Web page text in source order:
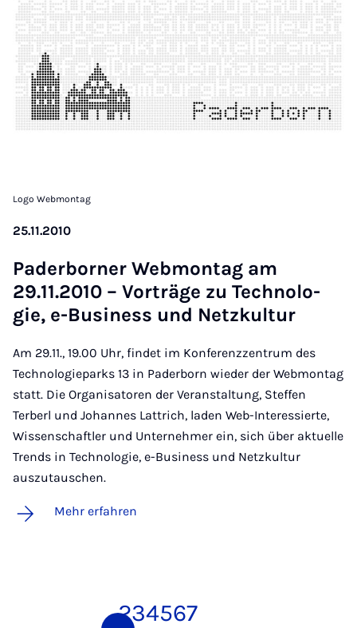
Logo Webmontag
25.11.2010
Pa­der­bor­ner Web­mon­tag am
29.11.2010 – Vor­trä­ge zu Tech­no­lo­
gie, e-Busi­ness und Netz­kul­tur
Am 29.11., 19.00 Uhr, findet im Konferenzzentrum des
Technologieparks 13 in Paderborn wieder der Webmontag
statt. Die Organisatoren der Veranstaltung, Steffen
Terberl und Johannes Lattrich, laden Web-Interessierte,
Wissenschaftler und Unternehmer ein, sich über aktuelle
Trends in Technologie, e-Business und Netzkultur
auszutauschen.
Mehr erfahren
1 234567